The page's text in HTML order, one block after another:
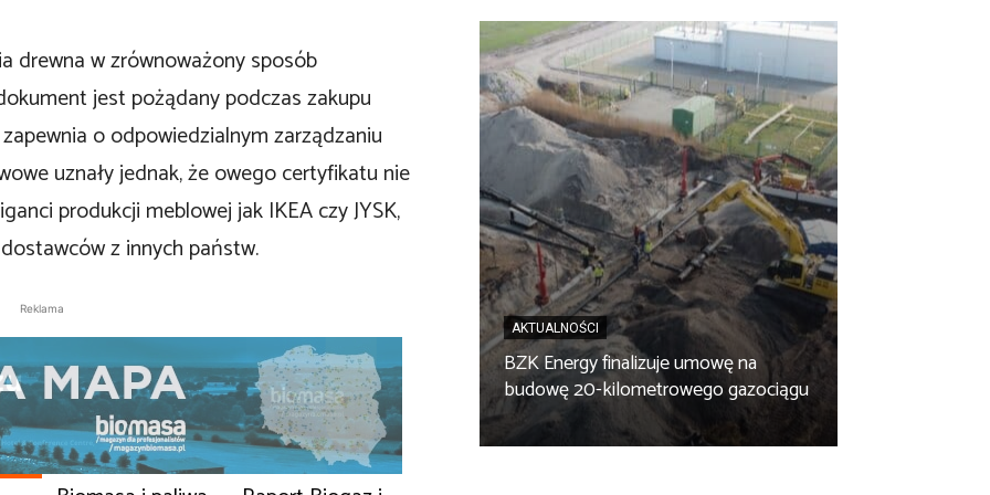
drewna w zrównoważony sposób
jest pożądany podczas zakupu
o odpowiedzialnym zarządzaniu
uznały jednak, że owego certyfikatu nie
produkcji meblowej jak IKEA czy JYSK,
z innych państw.
Reklama
AKTUALNOŚCI
BZK Energy finalizuje umowę na
budowę 20-kilometrowego gazociągu